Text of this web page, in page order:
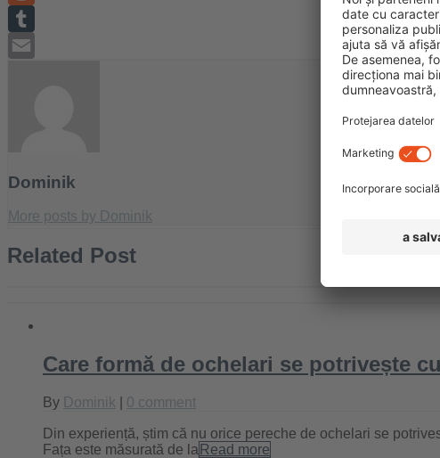
Reddit
Tumblr
Dominik
More posts by Dominik
Related Post
Care formă de ochelari se potrivește
By Dominik 0 comment
Din experiență, știm că nu orice pereche de ochelari se
Fața este măsurată de la Read more